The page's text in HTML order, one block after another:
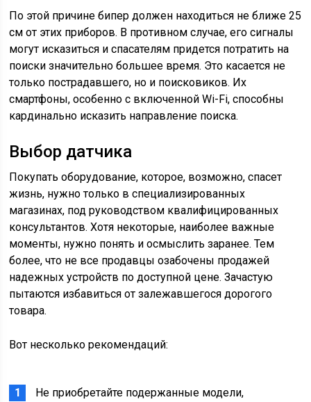
По этой причине бипер должен находиться не ближе 25
см от этих приборов. В противном случае, его сигналы
могут исказиться и спасателям придется потратить на
поиски значительно большее время. Это касается не
только пострадавшего, но и поисковиков. Их
смартфоны, особенно с включенной Wi-Fi, способны
кардинально исказить направление поиска.
Выбор датчика
Покупать оборудование, которое, возможно, спасет
жизнь, нужно только в специализированных
магазинах, под руководством квалифицированных
консультантов. Хотя некоторые, наиболее важные
моменты, нужно понять и осмыслить заранее. Тем
более, что не все продавцы озабочены продажей
надежных устройств по доступной цене. Зачастую
пытаются избавиться от залежавшегося дорогого
товара.
Вот несколько рекомендаций:
Не приобретайте подержанные модели,